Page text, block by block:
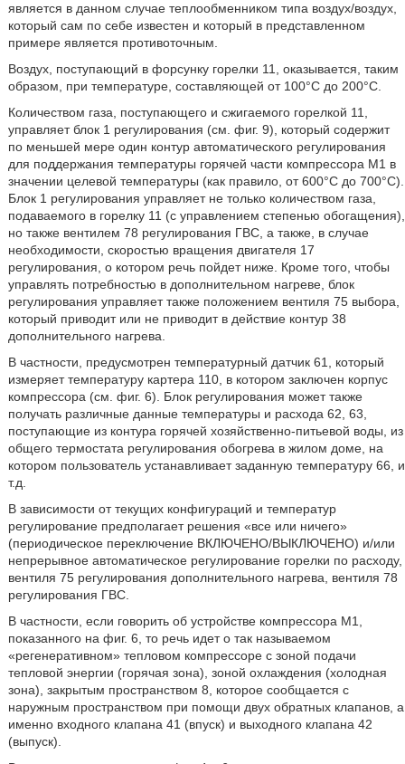
является в данном случае теплообменником типа воздух/воздух,
который сам по себе известен и который в представленном
примере является противоточным.
Воздух, поступающий в форсунку горелки 11, оказывается, таким
образом, при температуре, составляющей от 100°С до 200°С.
Количеством газа, поступающего и сжигаемого горелкой 11,
управляет блок 1 регулирования (см. фиг. 9), который содержит
по меньшей мере один контур автоматического регулирования
для поддержания температуры горячей части компрессора М1 в
значении целевой температуры (как правило, от 600°С до 700°С).
Блок 1 регулирования управляет не только количеством газа,
подаваемого в горелку 11 (с управлением степенью обогащения),
но также вентилем 78 регулирования ГВС, а также, в случае
необходимости, скоростью вращения двигателя 17
регулирования, о котором речь пойдет ниже. Кроме того, чтобы
управлять потребностью в дополнительном нагреве, блок
регулирования управляет также положением вентиля 75 выбора,
который приводит или не приводит в действие контур 38
дополнительного нагрева.
В частности, предусмотрен температурный датчик 61, который
измеряет температуру картера 110, в котором заключен корпус
компрессора (см. фиг. 6). Блок регулирования может также
получать различные данные температуры и расхода 62, 63,
поступающие из контура горячей хозяйственно-питьевой воды, из
общего термостата регулирования обогрева в жилом доме, на
котором пользователь устанавливает заданную температуру 66, и
т.д.
В зависимости от текущих конфигураций и температур
регулирование предполагает решения «все или ничего»
(периодическое переключение ВКЛЮЧЕНО/ВЫКЛЮЧЕНО) и/или
непрерывное автоматическое регулирование горелки по расходу,
вентиля 75 регулирования дополнительного нагрева, вентиля 78
регулирования ГВС.
В частности, если говорить об устройстве компрессора М1,
показанного на фиг. 6, то речь идет о так называемом
«регенеративном» тепловом компрессоре с зоной подачи
тепловой энергии (горячая зона), зоной охлаждения (холодная
зона), закрытым пространством 8, которое сообщается с
наружным пространством при помощи двух обратных клапанов, а
именно входного клапана 41 (впуск) и выходного клапана 42
(выпуск).